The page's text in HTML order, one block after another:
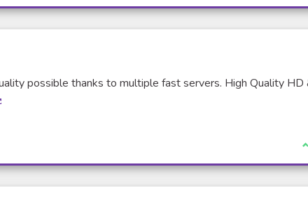
possible thanks to multiple fast servers. High Quality HD